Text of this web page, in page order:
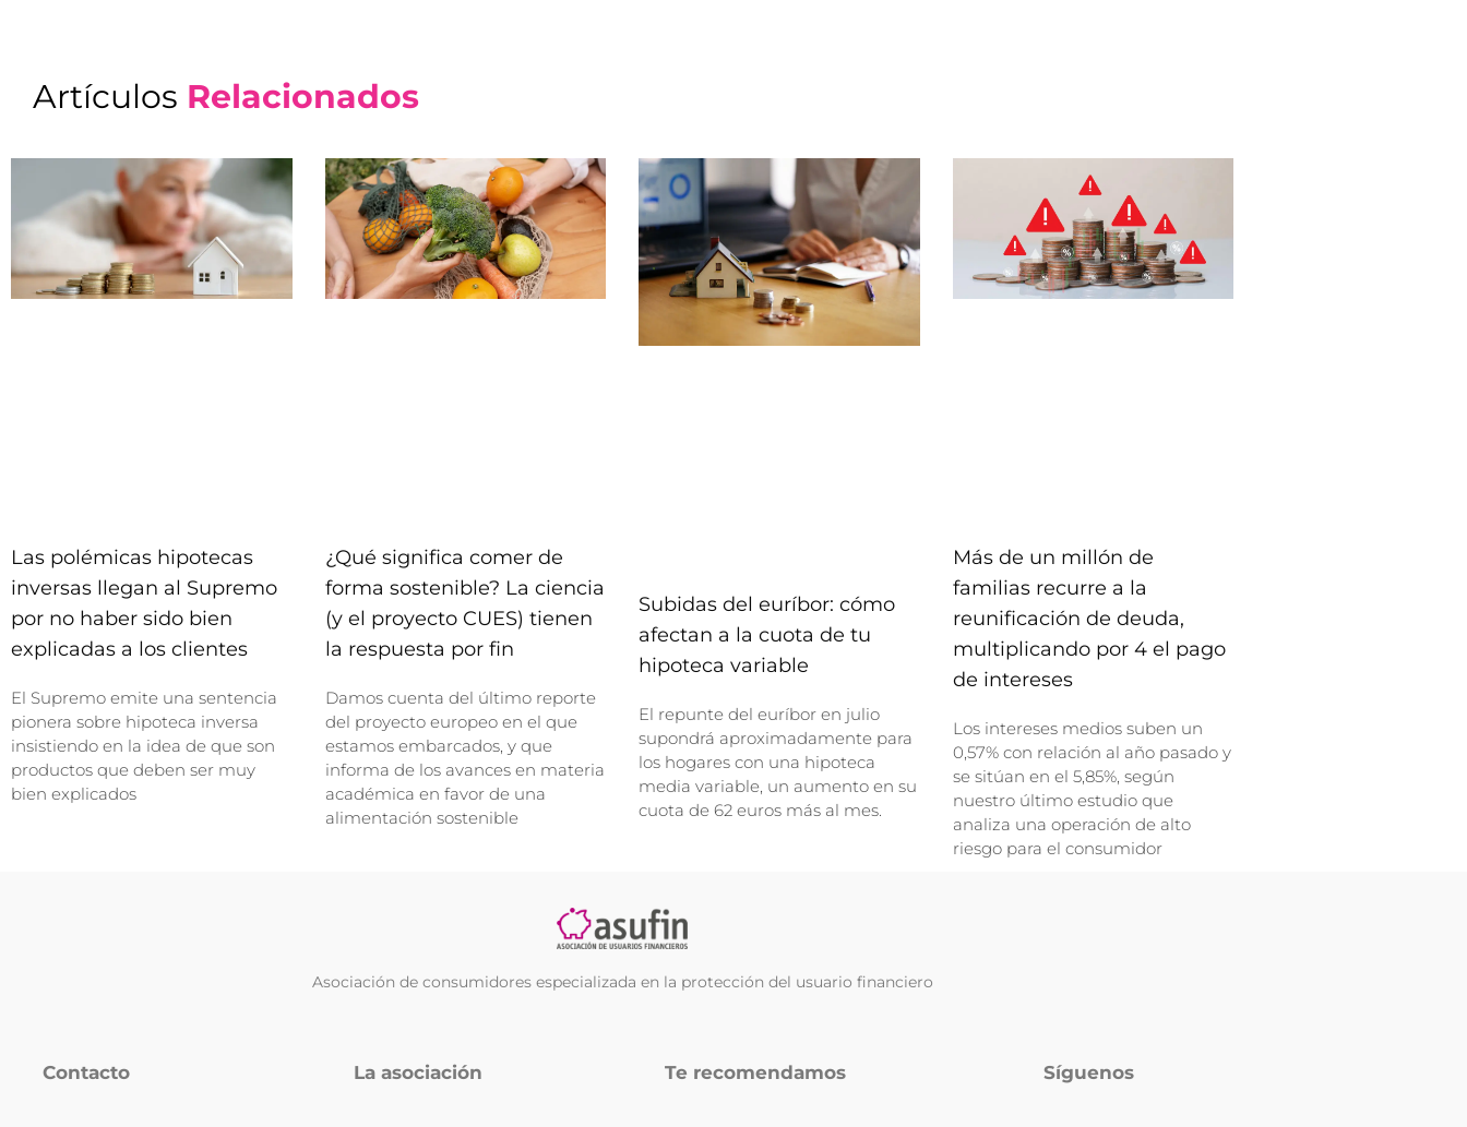
Artículos Relacionados
Las polémicas hipotecas
inversas llegan al Supremo
por no haber sido bien
explicadas a los clientes
El Supremo emite una sentencia
pionera sobre hipoteca inversa
insistiendo en la idea de que son
productos que deben ser muy
bien explicados
¿Qué significa comer de
forma sostenible? La ciencia
(y el proyecto CUES) tienen
la respuesta por fin
Damos cuenta del último reporte
del proyecto europeo en el que
estamos embarcados, y que
informa de los avances en materia
académica en favor de una
alimentación sostenible
Subidas del euríbor: cómo
afectan a la cuota de tu
hipoteca variable
El repunte del euríbor en julio
supondrá aproximadamente para
los hogares con una hipoteca
media variable, un aumento en su
cuota de 62 euros más al mes.
Más de un millón de
familias recurre a la
reunificación de deuda,
multiplicando por 4 el pago
de intereses
Los intereses medios suben un
0,57% con relación al año pasado y
se sitúan en el 5,85%, según
nuestro último estudio que
analiza una operación de alto
riesgo para el consumidor
Asociación de consumidores especializada en la protección del usuario financiero
Contacto La asociación Te recomendamos Síguenos